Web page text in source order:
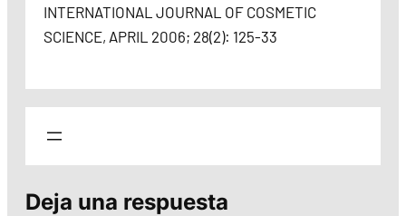
INTERNATIONAL JOURNAL OF COSMETIC
SCIENCE, APRIL 2006; 28(2): 125-33
Deja una respuesta